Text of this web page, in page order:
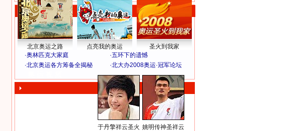
北京奥运之路 点亮我的奥运
圣火到我家
·奥林匹克大家庭 ·五环下的遗憾
·北京奥运各方筹备全揭秘 ·北大办2008奥运·冠军论坛
于丹擎祥云圣火 姚明传神圣祥云